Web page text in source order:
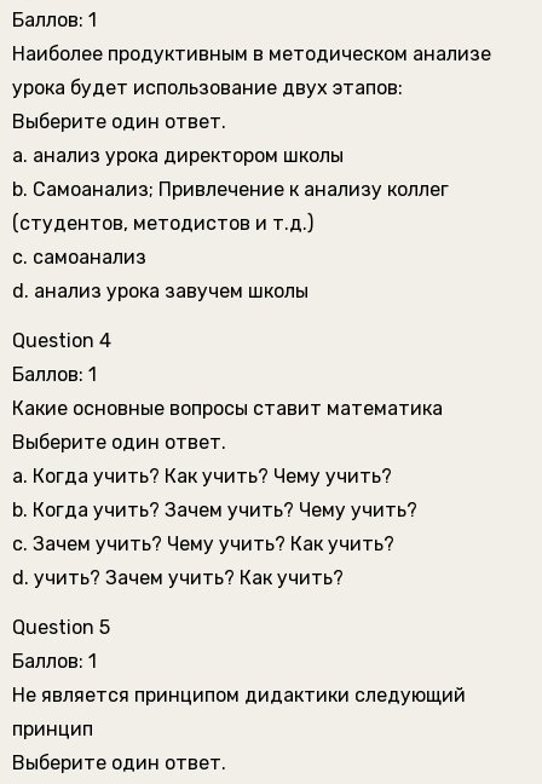
Баллов: 1
Наиболее продуктивным в методическом анализе
урока будет использование двух этапов:
Выберите один ответ.
a. анализ урока директором школы
b. Самоанализ; Привлечение к анализу коллег
(студентов, методистов и т.д.)
c. самоанализ
d. анализ урока завучем школы
Question 4
Баллов: 1
Какие основные вопросы ставит математика
Выберите один ответ.
a. Когда учить? Как учить? Чему учить?
b. Когда учить? Зачем учить? Чему учить?
c. Зачем учить? Чему учить? Как учить?
d. учить? Зачем учить? Как учить?
Question 5
Баллов: 1
Не является принципом дидактики следующий
принцип
Выберите один ответ.